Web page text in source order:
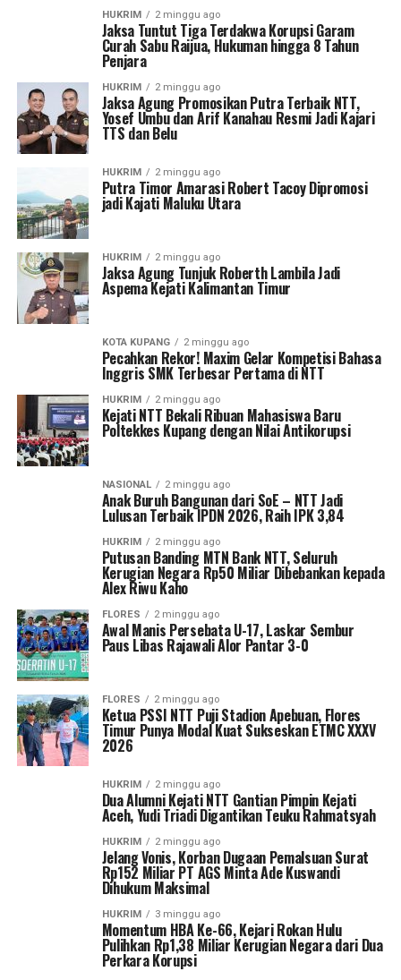
HUKRIM 2 minggu ago
Jaksa Tuntut Tiga Terdakwa Korupsi Garam
Curah Sabu Raijua, Hukuman hingga 8 Tahun
Penjara
HUKRIM 2 minggu ago
Jaksa Agung Promosikan Putra Terbaik NTT,
Yosef Umbu dan Arif Kanahau Resmi Jadi Kajari
TTS dan Belu
HUKRIM 2 minggu ago
Putra Timor Amarasi Robert Tacoy Dipromosi
jadi Kajati Maluku Utara
HUKRIM 2 minggu ago
Jaksa Agung Tunjuk Roberth Lambila Jadi
Aspema Kejati Kalimantan Timur
KOTA KUPANG 2 minggu ago
Pecahkan Rekor! Maxim Gelar Kompetisi Bahasa
Inggris SMK Terbesar Pertama di NTT
HUKRIM 2 minggu ago
Kejati NTT Bekali Ribuan Mahasiswa Baru
Poltekkes Kupang dengan Nilai Antikorupsi
NASIONAL 2 minggu ago
Anak Buruh Bangunan dari SoE – NTT Jadi
Lulusan Terbaik IPDN 2026, Raih IPK 3,84
HUKRIM 2 minggu ago
Putusan Banding MTN Bank NTT, Seluruh
Kerugian Negara Rp50 Miliar Dibebankan kepada
Alex Riwu Kaho
FLORES 2 minggu ago
Awal Manis Persebata U-17, Laskar Sembur
Paus Libas Rajawali Alor Pantar 3-0
FLORES 2 minggu ago
Ketua PSSI NTT Puji Stadion Apebuan, Flores
Timur Punya Modal Kuat Sukseskan ETMC XXXV
2026
HUKRIM 2 minggu ago
Dua Alumni Kejati NTT Gantian Pimpin Kejati
Aceh, Yudi Triadi Digantikan Teuku Rahmatsyah
HUKRIM 2 minggu ago
Jelang Vonis, Korban Dugaan Pemalsuan Surat
Rp152 Miliar PT AGS Minta Ade Kuswandi
Dihukum Maksimal
HUKRIM 3 minggu ago
Momentum HBA Ke-66, Kejari Rokan Hulu
Pulihkan Rp1,38 Miliar Kerugian Negara dari Dua
Perkara Korupsi